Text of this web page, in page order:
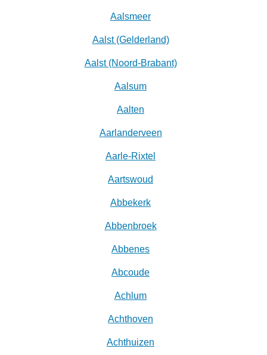
Aalsmeer
Aalst (Gelderland)
Aalst (Noord-Brabant)
Aalsum
Aalten
Aarlanderveen
Aarle-Rixtel
Aartswoud
Abbekerk
Abbenbroek
Abbenes
Abcoude
Achlum
Achthoven
Achthuizen